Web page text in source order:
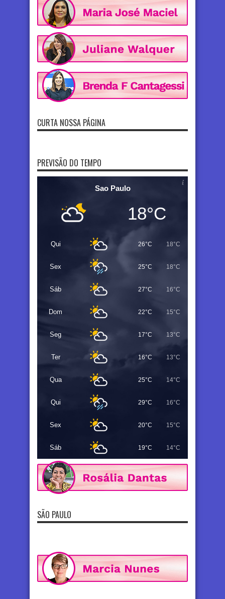
CURTA NOSSA PÁGINA
PREVISÃO DO TEMPO
Sao Paulo
18°C
Qui 26°C 18°C
Sex 25°C 18°C
Sáb 27°C 16°C
Dom 22°C 15°C
Seg 17°C 13°C
Ter 16°C 13°C
Qua 25°C 14°C
Qui 29°C 16°C
Sex 20°C 15°C
Sáb 19°C 14°C
SÃO PAULO